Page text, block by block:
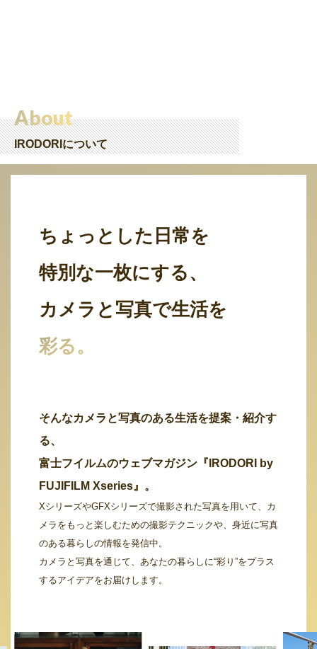
About
IRODORIについて
ちょっとした日常を
特別な一枚にする、
カメラと写真で生活を
彩る。
そんなカメラと写真のある生活を提案・紹介す
る、
富士フイルムのウェブマガジン『IRODORI by
FUJIFILM Xseries』。
XシリーズやGFXシリーズで撮影された写真を用いて、カ
メラをもっと楽しむための撮影テクニックや、身近に写真
のある暮らしの情報を発信中。
カメラと写真を通じて、あなたの暮らしに“彩り”をプラス
するアイデアをお届けします。